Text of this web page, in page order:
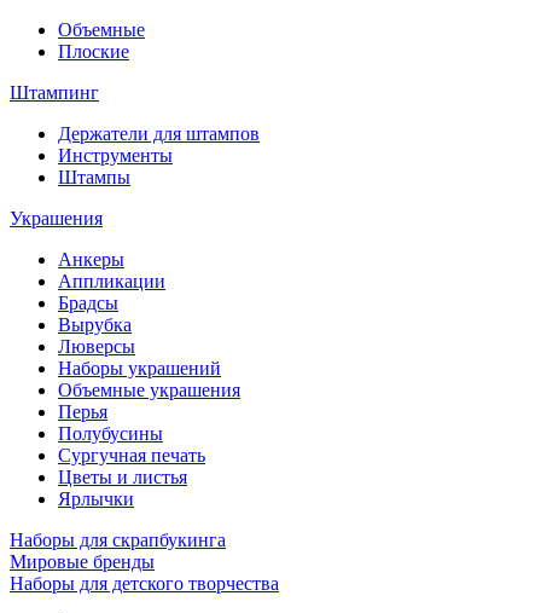
Объемные
Плоские
Штампинг
Держатели для штампов
Инструменты
Штампы
Украшения
Анкеры
Аппликации
Брадсы
Вырубка
Люверсы
Наборы украшений
Объемные украшения
Перья
Полубусины
Сургучная печать
Цветы и листья
Ярлычки
Наборы для скрапбукинга
Мировые бренды
Наборы для детского творчества